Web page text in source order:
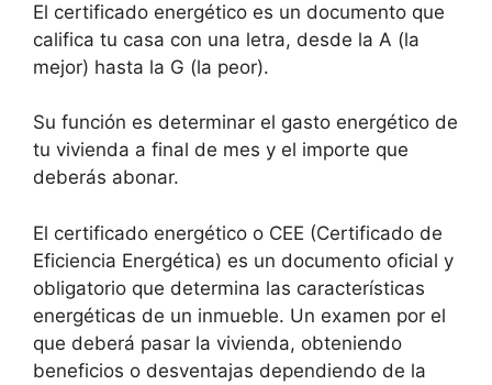
El certificado energético es un documento que
califica tu casa con una letra, desde la A (la
mejor) hasta la G (la peor).
Su función es determinar el gasto energético de
tu vivienda a final de mes y el importe que
deberás abonar.
El certificado energético o CEE (Certificado de
Eficiencia Energética) es un documento oficial y
obligatorio que determina las características
energéticas de un inmueble. Un examen por el
que deberá pasar la vivienda, obteniendo
beneficios o desventajas dependiendo de la